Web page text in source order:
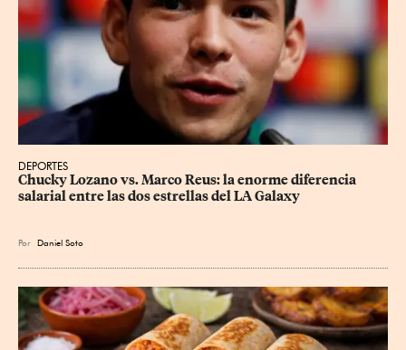
DEPORTES
Chucky Lozano vs. Marco Reus: la enorme diferencia
salarial entre las dos estrellas del LA Galaxy
Por Daniel Soto